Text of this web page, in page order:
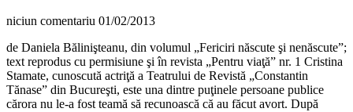
niciun comentariu 01/02/2013
de Daniela Bălinişteanu, din volumul „Fericiri născute şi nenăscute”;
text reprodus cu permisiune şi în revista „Pentru viaţă” nr. 1 Cristina
Stamate, cunoscută actriţă a Teatrului de Revistă „Constantin
Tănase” din Bucureşti, este una dintre puţinele persoane publice
cărora nu le-a fost teamă să recunoască că au făcut avort. După